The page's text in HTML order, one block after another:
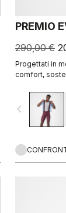
PREMIO
290,00 €
Progettati in
comfort,
navigate_before